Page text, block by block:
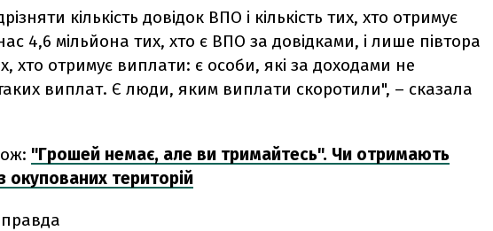
кількість довідок ВПО і кількість тих, хто отримує
4,6 мільйона тих, хто є ВПО за довідками, і лише півтора
хто отримує виплати: є особи, які за доходами не
виплат. Є люди, яким виплати скоротили", – сказала
"Грошей немає, але ви тримайтесь". Чи отримають
територій